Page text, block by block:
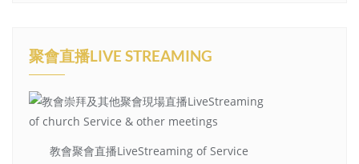
聚會直播LIVE STREAMING
教會聚會直播LiveStreaming of Service